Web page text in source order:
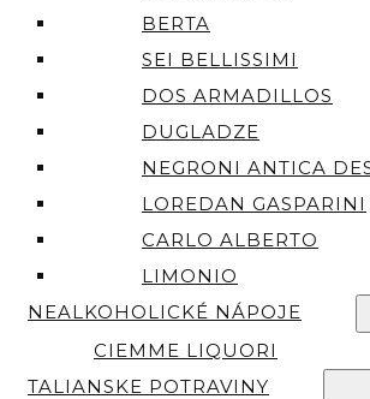
BERTA
SEI BELLISSIMI
DOS ARMADILLOS
DUGLADZE
NEGRONI ANTICA
LOREDAN GASPARINI
CARLO ALBERTO
LIMONIO
NEALKOHOLICKÉ NÁPOJE
CIEMME LIQUORI
TALIANSKE POTRAVINY